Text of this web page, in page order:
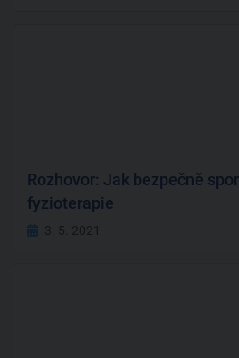
Rozhovor: Jak bezpečně
fyzioterapie
3. 5. 2021